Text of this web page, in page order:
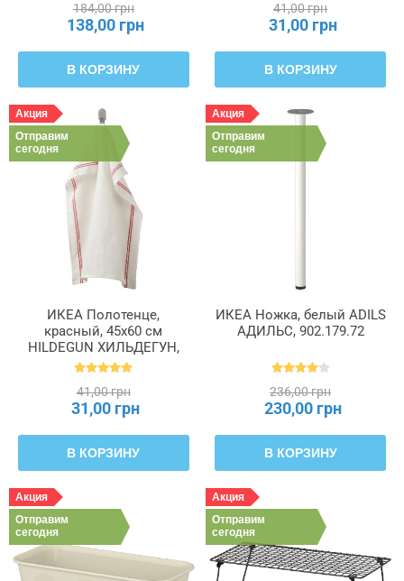
184,00 грн
138,00 грн
В КОРЗИНУ
41,00 грн
31,00 грн
В КОРЗИНУ
Акция
Отправим
сегодня
ИКЕА Полотенце,
красный, 45x60 см
HILDEGUN ХИЛЬДЕГУН,
004.840.07
41,00 грн
31,00 грн
В КОРЗИНУ
Акция
Отправим
сегодня
ИКЕА Ножка, белый ADILS
АДИЛЬС, 902.179.72
236,00 грн
230,00 грн
В КОРЗИНУ
Акция
Отправим
сегодня
Акция
Отправим
сегодня